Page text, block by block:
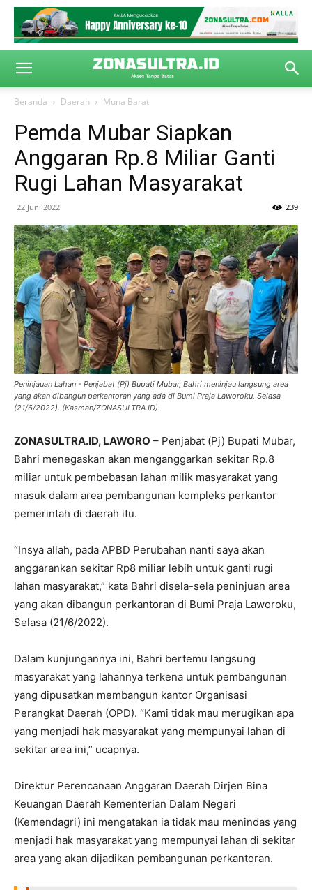
Beranda Daerah Muna Barat
Pemda Mubar Siapkan
Anggaran Rp.8 Miliar Ganti
Rugi Lahan Masyarakat
22 Juni 2022 239
Peninjauan Lahan - Penjabat (Pj) Bupati Mubar, Bahri meninjau langsung area
yang akan dibangun perkantoran yang ada di Bumi Praja Laworoku, Selasa
(21/6/2022). (Kasman/ZONASULTRA.ID).
ZONASULTRA.ID, LAWORO – Penjabat (Pj) Bupati Mubar,
Bahri menegaskan akan menganggarkan sekitar Rp.8
miliar untuk pembebasan lahan milik masyarakat yang
masuk dalam area pembangunan kompleks perkantor
pemerintah di daerah itu.
“Insya allah, pada APBD Perubahan nanti saya akan
anggarankan sekitar Rp8 miliar lebih untuk ganti rugi
lahan masyarakat,” kata Bahri disela-sela peninjuan area
yang akan dibangun perkantoran di Bumi Praja Laworoku,
Selasa (21/6/2022).
Dalam kunjungannya ini, Bahri bertemu langsung
masyarakat yang lahannya terkena untuk pembangunan
yang dipusatkan membangun kantor Organisasi
Perangkat Daerah (OPD). “Kami tidak mau merugikan apa
yang menjadi hak masyarakat yang mempunyai lahan di
sekitar area ini,” ucapnya.
Direktur Perencanaan Anggaran Daerah Dirjen Bina
Keuangan Daerah Kementerian Dalam Negeri
(Kemendagri) ini mengatakan ia tidak mau menindas yang
menjadi hak masyarakat yang mempunyai lahan di sekitar
area yang akan dijadikan pembangunan perkantoran.